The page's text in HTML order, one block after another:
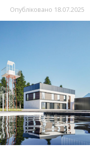
Опубліковано 18.07.2025